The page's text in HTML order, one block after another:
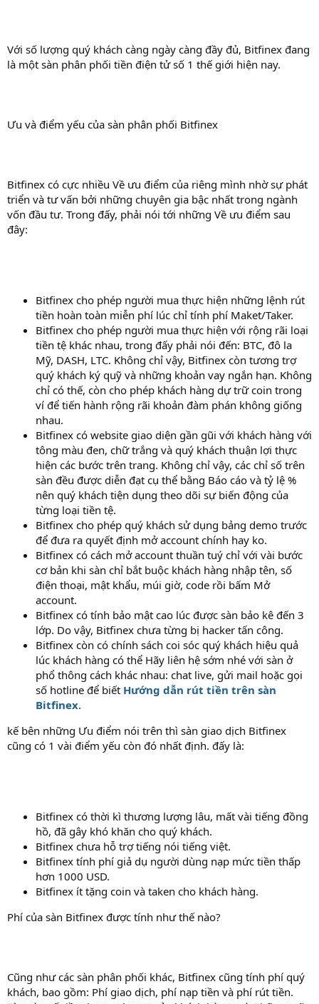
Với số lượng quý khách càng ngày càng đầy đủ, Bitfinex đang
là một sàn phân phối tiền điện tử số 1 thế giới hiện nay.
Ưu và điểm yếu của sàn phân phối Bitfinex
Bitfinex có cực nhiều Về ưu điểm của riêng mình nhờ sự phát
triển và tư vấn bởi những chuyên gia bậc nhất trong ngành
vốn đầu tư. Trong đấy, phải nói tới những Về ưu điểm sau
đây:
Bitfinex cho phép người mua thực hiện những lệnh rút
tiền hoàn toàn miễn phí lúc chỉ tính phí Maket/Taker.
Bitfinex cho phép người mua thực hiện với rộng rãi loại
tiền tệ khác nhau, trong đấy phải nói đến: BTC, đô la
Mỹ, DASH, LTC. Không chỉ vậy, Bitfinex còn tương trợ
quý khách ký quỹ và những khoản vay ngắn hạn. Không
chỉ có thế, còn cho phép khách hàng dự trữ coin trong
ví để tiến hành rộng rãi khoản đàm phán không giống
nhau.
Bitfinex có website giao diện gần gũi với khách hàng với
tông màu đen, chữ trắng và quý khách thuận lợi thực
hiện các bước trên trang. Không chỉ vậy, các chỉ số trên
sàn đều được diễn đạt cụ thể bằng Báo cáo và tỷ lệ %
nên quý khách tiện dụng theo dõi sự biến động của
từng loại tiền tệ.
Bitfinex cho phép quý khách sử dụng bảng demo trước
để đưa ra quyết định mở account chính hay ko.
Bitfinex có cách mở account thuần tuý chỉ với vài bước
cơ bản khi sàn chỉ bắt buộc khách hàng nhập tên, số
điện thoại, mật khẩu, múi giờ, code rồi bấm Mở
account.
Bitfinex có tính bảo mật cao lúc được sàn bảo kê đến 3
lớp. Do vậy, Bitfinex chưa từng bị hacker tấn công.
Bitfinex còn có chính sách coi sóc quý khách hiệu quả
lúc khách hàng có thể Hãy liên hệ sớm nhé với sàn ở
phổ thông cách khác nhau: chat live, gửi mail hoặc gọi
số hotline để biết Hướng dẫn rút tiền trên sàn
Bitfinex.
kế bên những Ưu điểm nói trên thì sàn giao dịch Bitfinex
cũng có 1 vài điểm yếu còn đó nhất định. đấy là:
Bitfinex có thời kì thương lượng lâu, mất vài tiếng đồng
hồ, đã gây khó khăn cho quý khách.
Bitfinex chưa hỗ trợ tiếng nói tiếng việt.
Bitfinex tính phí giả dụ người dùng nạp mức tiền thấp
hơn 1000 USD.
Bitfinex ít tặng coin và taken cho khách hàng.
Phí của sàn Bitfinex được tính như thế nào?
Cũng như các sàn phân phối khác, Bitfinex cũng tính phí quý
khách, bao gồm: Phí giao dịch, phí nạp tiền và phí rút tiền.